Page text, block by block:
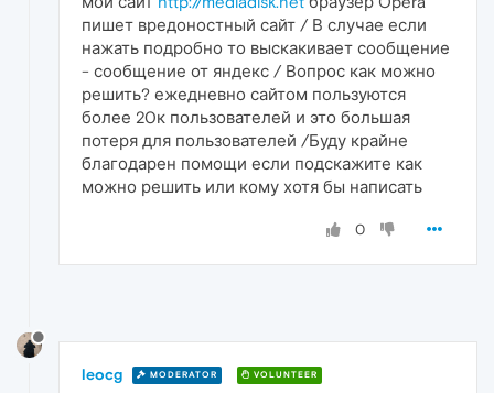
пишет вредоностный сайт / В случае если
нажать подробно то выскакивает сообщение
- сообщение от яндекс / Вопрос как можно
решить? ежедневно сайтом пользуются
более 20к пользователей и это большая
потеря для пользователей /Буду крайне
благодарен помощи если подскажите как
можно решить или кому хотя бы написать
0
leocg MODERATOR VOLUNTEER